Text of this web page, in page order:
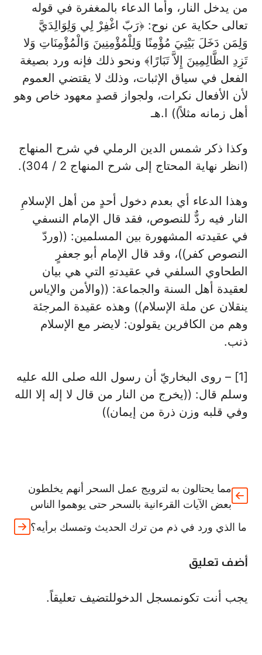
من يدخل النار، وأما الدعاء بالمغفرة في قوله
تعالى حكاية عن نوح: ﴿رَبّ اغْفِرْ لِي وَلِوَالِدَيَّ
وَلِمَن دَخَلَ بَيْتِيَ مُؤْمِنًا وَلِلْمُؤْمِنِينَ وَالْمُؤْمِنَاتِ وَلا
تَزِدِ الظَّالِمِينَ إِلاَّ تَبَارًا﴾ ونحو ذلك فإنه ورد بصيغة
الفعل في سياق الإثبات، وذلك لا يقتضي العموم
لأن الأفعال نكرات، ولجواز قصدٍ معهود خاص وهو
أهل زمانه مثلاً)) ا.هـ
وكذا ذكر شمس الدين الرملي في شرح المنهاج
(انظر نهاية المحتاج إلى شرح المنهاج 2 / 304).
وهذا الدعاء أي بعدم دخول أحدٍ من أهل الإسلامِ
النار فيه ردٌّ للنصوص، فقد قال الإمام النسفي
في عقيدته المشهورة بين المسلمين: ((وردّ
النصوص كفر))، وقد قال الإمام أبو جعفرٍ
الطحاوي السلفي في عقيدتهِ التي هي بيان
لعقيدة أهل السنة والجماعة: ((والأمن والإياس
ينقلان عن ملة الإسلام)) وهذه عقيدة المرجئة
وهم من الكافرين يقولون: لايضر مع الإسلام
ذنب.
[1] – روى البخاريّ أن رسول الله صلى الله عليه
وسلم قال: ((يخرج من النار من قال لا إله إلا الله
وفي قلبه وزن ذرة من إيمان))
مما يحتالون به لترويج عمل السحر أنهم يخلطون
بعض الآيات القرءانية بالسحر حتى يوهموا الناس
ما الذي ورد في ذم من ترك الحديث وتمسك برأيه؟
أضف تعليق
يجب أنت تكونمسجل الدخوللتضيف تعليقاً.